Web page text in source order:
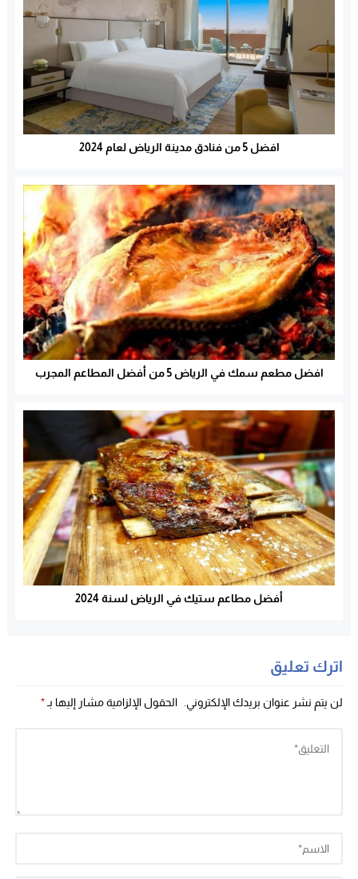
افضل 5 من فنادق مدينة الرياض لعام 2024
افضل مطعم سمك في الرياض 5 من أفضل المطاعم المجرب
أفضل مطاعم ستيك في الرياض لسنة 2024
اترك تعليق
لن يتم نشر عنوان بريدك الإلكتروني. الحقول الإلزامية مشار إليها بـ*